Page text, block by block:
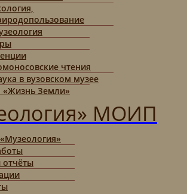
чтения
в вузовском музее
Земли»
МОИП
отчёты